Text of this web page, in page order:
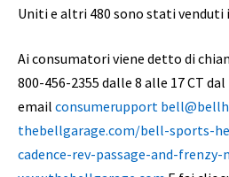
Uniti e altri 480 sono stati venduti
Ai consumatori viene detto di
800-456-2355 dalle 8 alle 17 CT
email consumerupport
thebellgarage.com/bell-sports-
cadence-rev-passage-and-frenzy-